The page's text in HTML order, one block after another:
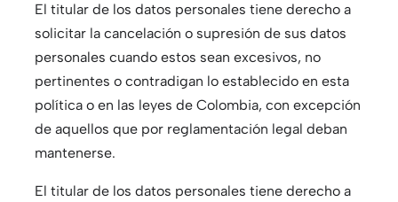
El titular de los datos personales tiene derecho a
solicitar la cancelación o supresión de sus datos
personales cuando estos sean excesivos, no
pertinentes o contradigan lo establecido en esta
política o en las leyes de Colombia, con excepción
de aquellos que por reglamentación legal deban
mantenerse.
El titular de los datos personales tiene derecho a